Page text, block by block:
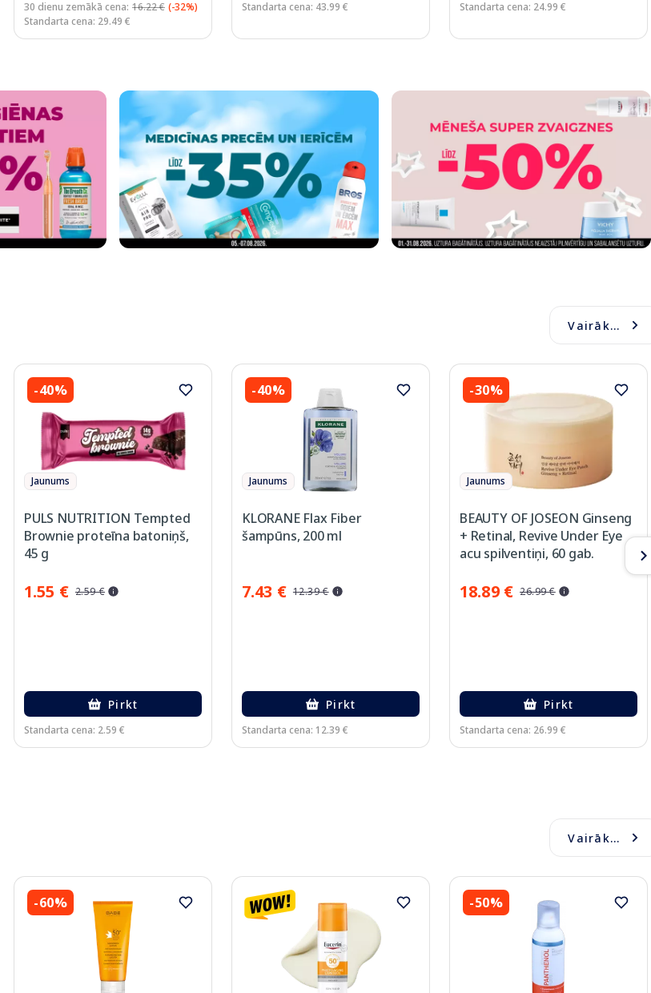
30 dienu zemākā cena: 16.22 € (-32%)
Standarta cena: 29.49 €
Standarta cena: 43.99 € Standarta cena: 24.99 €
Vairāk...
-40%
Jaunums
PULS NUTRITION Tempted
Brownie proteīna batoniņš,
45 g
1.55 € 2.59 €
Pirkt
Standarta cena: 2.59 €
-40%
Jaunums
KLORANE Flax Fiber
šampūns, 200 ml
7.43 € 12.39 €
Pirkt
Standarta cena: 12.39 €
-30%
Jaunums
BEAUTY OF JOSEON Ginseng
+ Retinal, Revive Under Eye
acu spilventiņi, 60 gab.
18.89 € 26.99 €
Pirkt
Standarta cena: 26.99 €
Vairāk...
-60% -50%